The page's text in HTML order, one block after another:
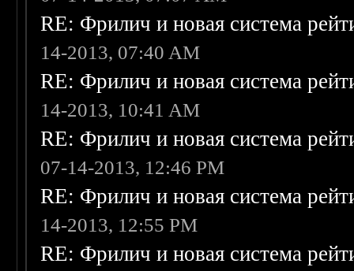
RE: Фрилич и новая система
14-2013, 07:40 AM
RE: Фрилич и новая система
14-2013, 10:41 AM
RE: Фрилич и новая система
07-14-2013, 12:46 PM
RE: Фрилич и новая система
14-2013, 12:55 PM
RE: Фрилич и новая система